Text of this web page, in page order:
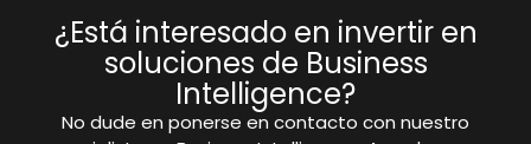
¿Está interesado en invertir en
soluciones de Business
Intelligence?
No dude en ponerse en contacto con nuestro